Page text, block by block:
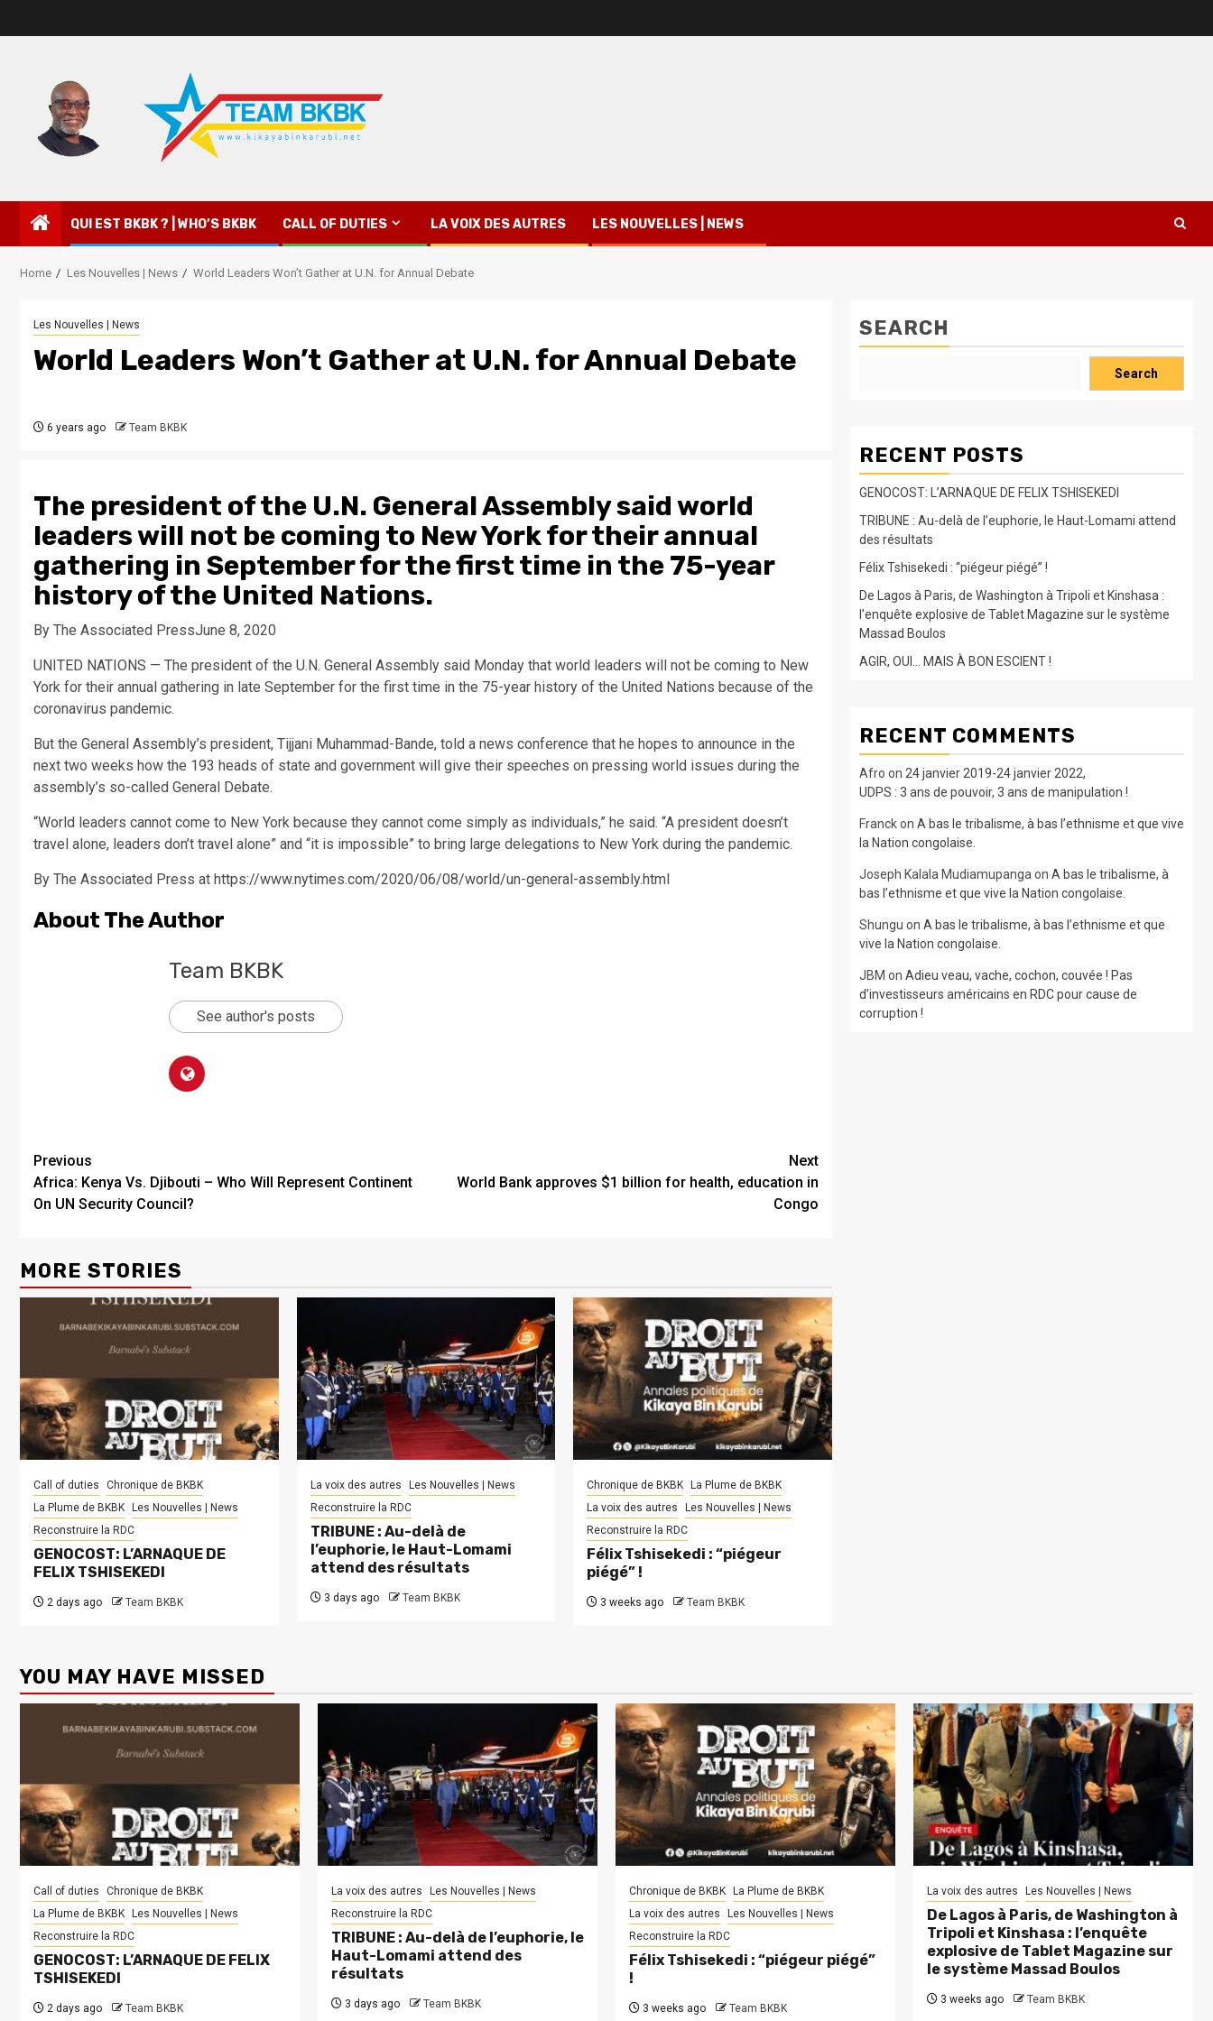
QUI EST BKBK ? | WHO’S BKBK CALL OF DUTIES LA VOIX DES AUTRES LES NOUVELLES | NEWS
Home Les Nouvelles | News World Leaders Won’t Gather at U.N. for Annual Debate
Les Nouvelles | News
World Leaders Won’t Gather at U.N. for Annual Debate
6 years ago Team BKBK
The president of the U.N. General Assembly said world
leaders will not be coming to New York for their annual
gathering in September for the first time in the 75-year
history of the United Nations.
By The Associated PressJune 8, 2020
UNITED NATIONS — The president of the U.N. General Assembly said Monday that world leaders will not be coming to New
York for their annual gathering in late September for the first time in the 75-year history of the United Nations because of the
coronavirus pandemic.
But the General Assembly’s president, Tijjani Muhammad-Bande, told a news conference that he hopes to announce in the
next two weeks how the 193 heads of state and government will give their speeches on pressing world issues during the
assembly’s so-called General Debate.
“World leaders cannot come to New York because they cannot come simply as individuals,” he said. “A president doesn’t
travel alone, leaders don’t travel alone” and “it is impossible” to bring large delegations to New York during the pandemic.
By The Associated Press at https://www.nytimes.com/2020/06/08/world/un-general-assembly.html
About The Author
Team BKBK
See author's posts
Previous
Africa: Kenya Vs. Djibouti – Who Will Represent Continent
On UN Security Council?
Next
World Bank approves $1 billion for health, education in
Congo
MORE STORIES
Call of duties
Chronique de BKBK
La Plume de BKBK Les Nouvelles | News
Reconstruire la RDC
GENOCOST: L’ARNAQUE DE
FELIX TSHISEKEDI
2 days ago Team BKBK
La voix des autres
Les Nouvelles | News
Reconstruire la RDC
TRIBUNE : Au-delà de
l’euphorie, le Haut-Lomami
attend des résultats
3 days ago Team BKBK
Chronique de BKBK La Plume de BKBK
La voix des autres
Les Nouvelles | News
Reconstruire la RDC
Félix Tshisekedi : “piégeur
piégé” !
3 weeks ago Team BKBK
SEARCH
Search
RECENT POSTS
GENOCOST: L’ARNAQUE DE FELIX TSHISEKEDI
TRIBUNE : Au-delà de l’euphorie, le Haut-Lomami attend
des résultats
Félix Tshisekedi : “piégeur piégé” !
De Lagos à Paris, de Washington à Tripoli et Kinshasa :
l’enquête explosive de Tablet Magazine sur le système
Massad Boulos
AGIR, OUI… MAIS À BON ESCIENT !
RECENT COMMENTS
Afro on 24 janvier 2019-24 janvier 2022,
UDPS : 3 ans de pouvoir, 3 ans de manipulation !
Franckon A bas le tribalisme, à bas l’ethnisme et que vive
la Nation congolaise.
Joseph Kalala Mudiamupanga on A bas le tribalisme, à
bas l’ethnisme et que vive la Nation congolaise.
Shungu on A bas le tribalisme, à bas l’ethnisme et que
vive la Nation congolaise.
JBM on Adieu veau, vache, cochon, couvée ! Pas
d’investisseurs américains en RDC pour cause de
corruption !
YOU MAY HAVE MISSED
Call of duties
Chronique de BKBK
La Plume de BKBK Les Nouvelles | News
Reconstruire la RDC
GENOCOST: L’ARNAQUE DE FELIX
TSHISEKEDI
2 days ago Team BKBK
La voix des autres
Les Nouvelles | News
Reconstruire la RDC
TRIBUNE : Au-delà de l’euphorie, le
Haut-Lomami attend des
résultats
3 days ago Team BKBK
Chronique de BKBK La Plume de BKBK
La voix des autres
Les Nouvelles | News
Reconstruire la RDC
Félix Tshisekedi : “piégeur piégé”
!
3 weeks ago Team BKBK
La voix des autres Les Nouvelles | News
De Lagos à Paris, de Washington à
Tripoli et Kinshasa : l’enquête
explosive de Tablet Magazine sur
le système Massad Boulos
3 weeks ago Team BKBK